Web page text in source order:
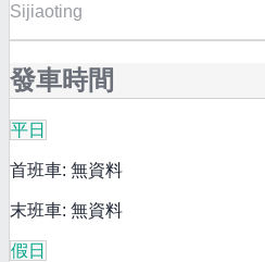
Sijiaoting
發車時間
平日
首班車: 無資料
末班車: 無資料
假日